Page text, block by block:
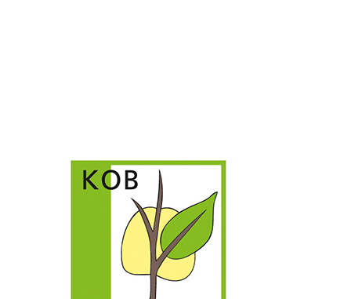
Kompetenzzentrum Obstbau Bodensee (KOB)
Germany Partners